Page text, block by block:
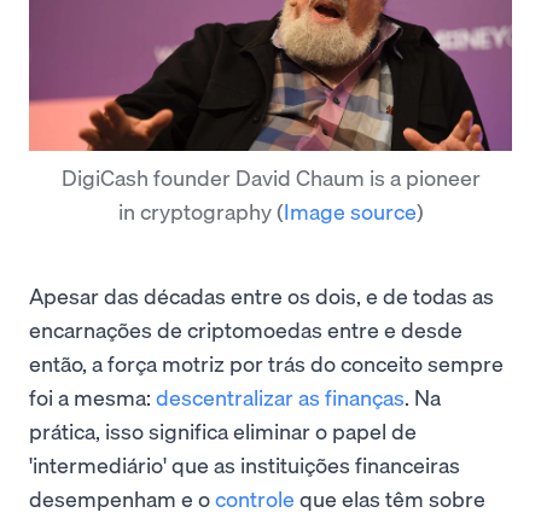
DigiCash founder David Chaum is a pioneer
in cryptography(Image source)
Apesar das décadas entre os dois, e de todas as
encarnações de criptomoedas entre e desde
então, a força motriz por trás do conceito sempre
foi a mesma: descentralizar as finanças. Na
prática, isso significa eliminar o papel de
'intermediário' que as instituições financeiras
desempenham e ocontrole que elas têm sobre